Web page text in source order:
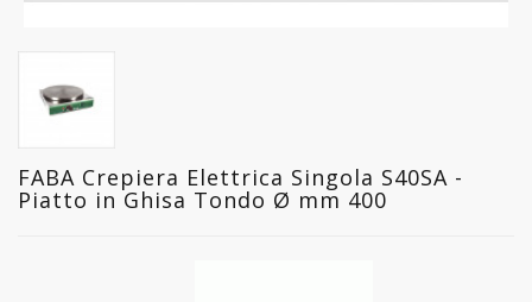
LINEA
LAVAGGIO
PROFESSIONALE
FABA Crepiera Elettrica Singola S40SA -
Piatto in Ghisa Tondo Ø mm 400